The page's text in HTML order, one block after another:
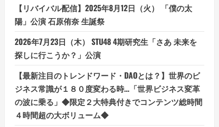
リ
ッ
ト
と
デ
メ
リ
ッ
ト
は
ど
う
な
の？
【徹
底
解
説】
【リバイバル配信】2025年8月12日（火） 「僕の太
陽」公演 石原侑奈 生誕祭
2026年7月23日（木） STU48 4期研究生「さあ 未来を
探しに行こうか？」公演
【最新注目のトレンドワード・DAOとは？】世界のビ
ジネス常識が１８０度変わる時…「世界ビジネス変革
の波に乗る」◆限定２大特典付きでコンテンツ総時間
４時間超の大ボリューム◆